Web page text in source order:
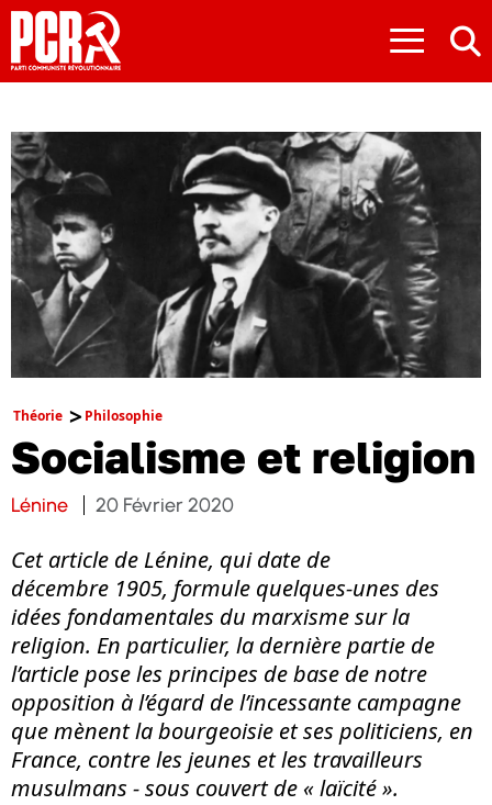
≡
Théorie Philosophie
Socialisme et religion
Lénine 20 Février 2020
Cet article de Lénine, qui date de
décembre 1905, formule quelques-unes des
idées fondamentales du marxisme sur la
religion. En particulier, la dernière partie de
l’article pose les principes de base de notre
opposition à l’égard de l’incessante campagne
que mènent la bourgeoisie et ses politiciens, en
France, contre les jeunes et les travailleurs
musulmans - sous couvert de « laïcité ».